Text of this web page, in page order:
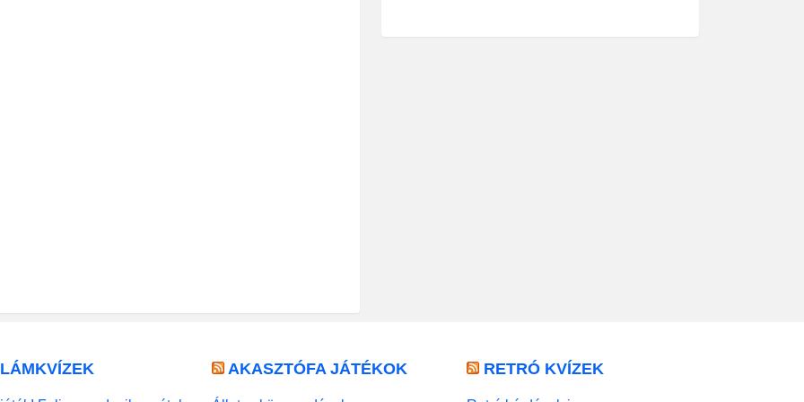
AKASZTÓFA JÁTÉKOK RETRÓ KVÍZEK